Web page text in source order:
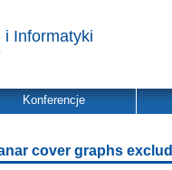
i Informatyki
Konferencje
cover graphs